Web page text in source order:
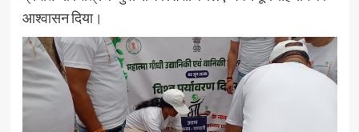
आश्वासन दिया।